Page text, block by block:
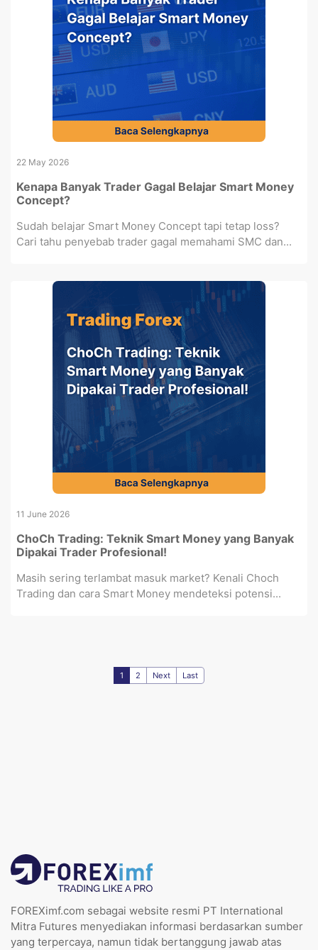
22 May 2026
Kenapa Banyak Trader Gagal Belajar Smart Money
Concept?
Sudah belajar Smart Money Concept tapi tetap loss?
Cari tahu penyebab trader gagal memahami SMC dan...
11 June 2026
ChoCh Trading: Teknik Smart Money yang Banyak
Dipakai Trader Profesional!
Masih sering terlambat masuk market? Kenali Choch
Trading dan cara Smart Money mendeteksi potensi...
1 2 Next Last
FOREXimf.com sebagai website resmi PT International
Mitra Futures menyediakan informasi berdasarkan sumber
yang terpercaya, namun tidak bertanggung jawab atas